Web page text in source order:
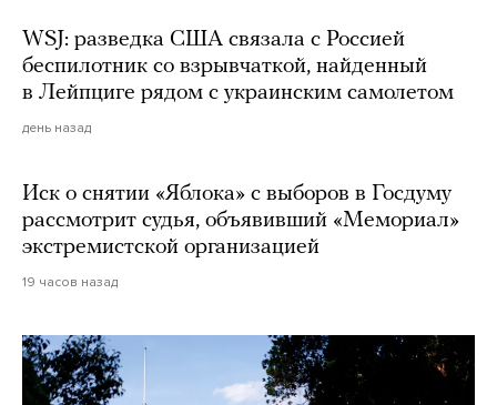
WSJ: разведка США связала с Россией
беспилотник со взрывчаткой, найденный
в Лейпциге рядом с украинским самолетом
день назад
Иск о снятии «Яблока» с выборов в Госдуму
рассмотрит судья, объявивший «Мемориал»
экстремистской организацией
19 часов назад